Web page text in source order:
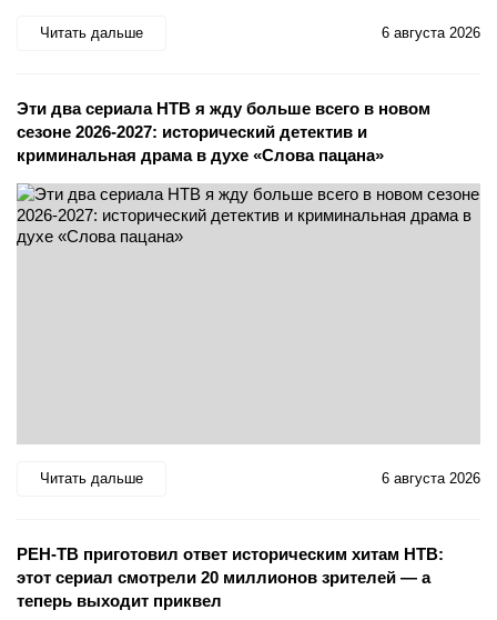
Читать дальше 6 августа 2026
Эти два сериала НТВ я жду больше всего в новом
сезоне 2026-2027: исторический детектив и
криминальная драма в духе «Слова пацана»
Читать дальше 6 августа 2026
РЕН-ТВ приготовил ответ историческим хитам НТВ:
этот сериал смотрели 20 миллионов зрителей — а
теперь выходит приквел